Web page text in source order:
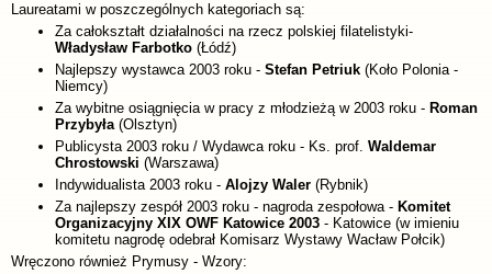
Laureatami w poszczególnych kategoriach są:
Za całokształt działalności na rzecz polskiej filatelistyki-
Władysław Farbotko (Łódź)
Najlepszy wystawca 2003 roku - Stefan Petriuk (Koło Polonia -
Niemcy)
Za wybitne osiągnięcia w pracy z młodzieżą w 2003 roku - Roman
Przybyła(Olsztyn)
Publicysta 2003 roku / Wydawca roku - Ks. prof. Waldemar
Chrostowski (Warszawa)
Indywidualista 2003 roku - Alojzy Waler (Rybnik)
Za najlepszy zespół 2003 roku - nagroda zespołowa - Komitet
Organizacyjny XIX OWF Katowice 2003 - Katowice (w imieniu
komitetu nagrodę odebrał Komisarz Wystawy Wacław Połcik)
Wręczono również Prymusy - Wzory: